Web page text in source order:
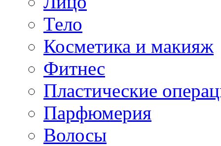
Тело
Косметика и макияж
Фитнес
Пластические
Парфюмерия
Волосы